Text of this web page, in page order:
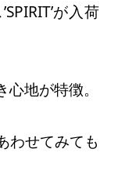
が入荷
地が特徴。
わせてみても